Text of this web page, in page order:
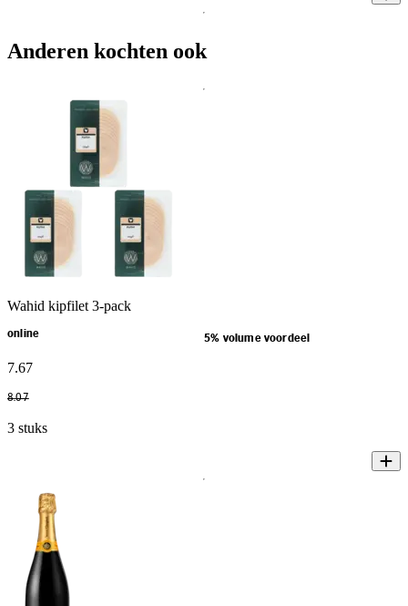
Anderen kochten ook
Wahid kipfilet 3-pack
online 5% volume voordeel
7.67
8.07
3 stuks